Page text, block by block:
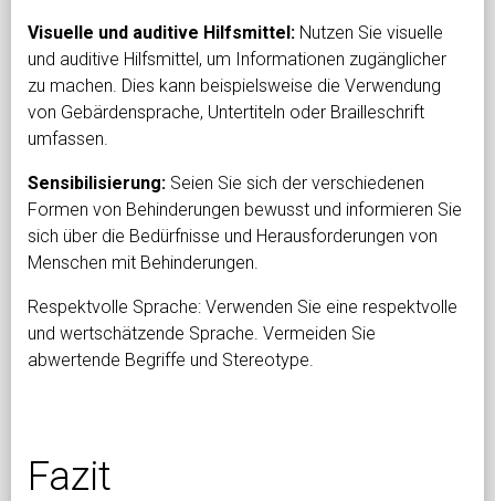
Visuelle und auditive Hilfsmittel: Nutzen Sie visuelle
und auditive Hilfsmittel, um Informationen zugänglicher
zu machen. Dies kann beispielsweise die Verwendung
von Gebärdensprache, Untertiteln oder Brailleschrift
umfassen.
Sensibilisierung: Seien Sie sich der verschiedenen
Formen von Behinderungen bewusst und informieren Sie
sich über die Bedürfnisse und Herausforderungen von
Menschen mit Behinderungen.
Respektvolle Sprache: Verwenden Sie eine respektvolle
und wertschätzende Sprache. Vermeiden Sie
abwertende Begriffe und Stereotype.
Fazit